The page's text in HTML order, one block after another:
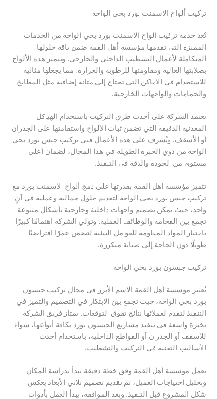
تركيب ألواح الاسمنت بورد بحي الواحة
تُعد خدمة تركيب ألواح الاسمنت بورد بحي الواحة من الخدمات
المميزة التي تقدمها مؤسسة أهل القمة ضمن باقة حلولها
المتكاملة لأعمال التشطيب الداخلي والخارجي. وتتميز هذه الألواح
بصلابتها العالية ومقاومتها للرطوبة والحرارة، مما يجعلها مثالية
للاستخدام في الأماكن التي تحتاج إلى متانة إضافية مثل المطابخ
والحمامات والواجهات الخارجية.
تعتمد الشركة على أحدث طرق التركيب باستخدام الهياكل
المعدنية الدقيقة التي تضمن ثبات الألواح واستقامتها على الجدران
أو الأسقف. ويُشرف على هذه الأعمال فني تركيب جبس بورد بحي
الواحة من ذوي الخبرة الطويلة في هذا المجال، لضمان أعلى
مستوى من الجودة والدقة في التنفيذ.
تتميز مؤسسة أهل القمة بقدرتها على دمج ألواح الاسمنت بورد مع
تركيب جبس بورد بحي الواحة لتقديم حلول جمالية وعملية في آنٍ
واحد، حيث يمكن تصميم واجهات داخلية وخارجية بأشكال متنوعة
تجمع بين الفخامة والوظائف العملية. وتولي الشركة اهتمامًا كبيرًا
باختيار المواد المقاومة للعوامل البيئية لتضمن عمرًا افتراضيًا
طويلًا دون الحاجة إلى صيانة متكررة.
تركيب جبسون بورد بحي الواحة
تُعتبر مؤسسة أهل القمة الاسم الأبرز في مجال تركيب جبسون
بورد بحي الواحة، حيث تجمع بين الابتكار في التصميم والتميز في
التنفيذ لتقدم لعملائها نتائج تفوق التوقعات. يمتاز فريق الشركة
بخبرة واسعة في تنفيذ مشاريع الجبسون بورد بكافة أنواعها، سواء
للأسقف أو الجدران أو القواطع الداخلية، باستخدام أحدث
الأساليب التقنية في التركيب والتشطيب.
تعمل مؤسسة أهل القمة وفق خطة دقيقة تبدأ بدراسة المكان
وتحليل احتياجات العميل، ثم تقديم تصميم ثلاثي الأبعاد يعكس
شكل المشروع قبل التنفيذ. وبعد الموافقة، يبدأ العمل بأدوات